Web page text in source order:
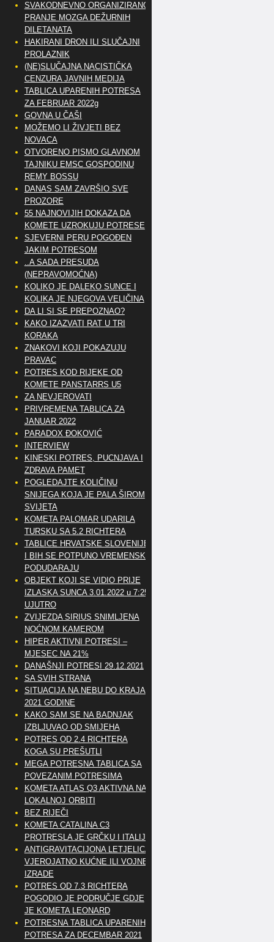
SVAKODNEVNO ORGANIZIRANO
PRANJE MOZGA DEŽURNIH
DILETANATA
HAKIRANI DRON ILI SLUČAJNI
PROLAZNIK
(NE)SLUČAJNA NACISTIČKA
CENZURA JAVNIH MEDIJA
TABLICA UPARENIH POTRESA
ZA FEBRUAR 2022g
GOVNA U ČAŠI
MOŽEMO LI ŽIVJETI BEZ
NOVACA
OTVORENO PISMO GLAVNOM
TAJNIKU EMSC GOSPODINU
REMY BOSSU
DANAS SAM ZAVRŠIO SVE
PROZORE
55 NAJNOVIJIH DOKAZA DA
KOMETE UZROKUJU POTRESE
SJEVERNI PERU POGOĐEN
JAKIM POTRESOM
..A SADA PRESUDA
(NEPRAVOMOĆNA)
KOLIKO JE DALEKO SUNCE I
KOLIKA JE NJEGOVA VELIČINA
DA LI SI SE PREPOZNAO?
KAKO IZAZVATI RAT U TRI
KORAKA
ZNAKOVI KOJI POKAZUJU
PRAVAC
POTRES KOD RIJEKE OD
KOMETE PANSTARRS U5
ZA NEVJEROVATI
PRIVREMENA TABLICA ZA
JANUAR 2022
PARADOX ĐOKOVIĆ
INTERVIEW
KINESKI POTRES, PUCNJAVA I
ZDRAVA PAMET
POGLEDAJTE KOLIČINU
SNIJEGA KOJA JE PALA ŠIROM
SVIJETA
KOMETA PALOMAR UDARILA
TURSKU SA 5.2 RICHTERA
TABLICE HRVATSKE SLOVENIJE
I BIH SE POTPUNO VREMENSKI
PODUDARAJU
OBJEKT KOJI SE VIDIO PRIJE
IZLASKA SUNCA 3.01.2022 u 7:25
UJUTRO
ZVIJEZDA SIRIUS SNIMLJENA
NOĆNOM KAMEROM
HIPER AKTIVNI POTRESI –
MJESEC NA 21%
DANAŠNJI POTRESI 29.12.2021
SA SVIH STRANA
SITUACIJA NA NEBU DO KRAJA
2021 GODINE
KAKO SAM SE NA BADNJAK
IZBLJUVAO OD SMIJEHA
POTRES OD 2.4 RICHTERA
KOGA SU PREŠUTLI
MEGA POTRESNA TABLICA SA
POVEZANIM POTRESIMA
KOMETA ATLAS Q3 AKTIVNA NA
LOKALNOJ ORBITI
BEZ RIJEČI
KOMETA CATALINA C3
PROTRESLA JE GRČKU I ITALIJU
ANTIGRAVITACIJONA LETJELICA
VJEROJATNO KUĆNE ILI VOJNE
IZRADE
POTRES OD 7.3 RICHTERA
POGODIO JE PODRUČJE GDJE
JE KOMETA LEONARD
POTRESNA TABLICA UPARENIH
POTRESA ZA DECEMBAR 2021